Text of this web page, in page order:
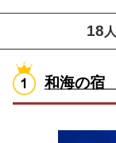
18
和海の宿